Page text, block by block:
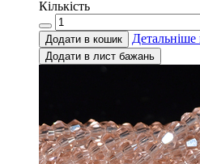
Кількість
Додати в кошик Детальніше
Додати в лист бажань